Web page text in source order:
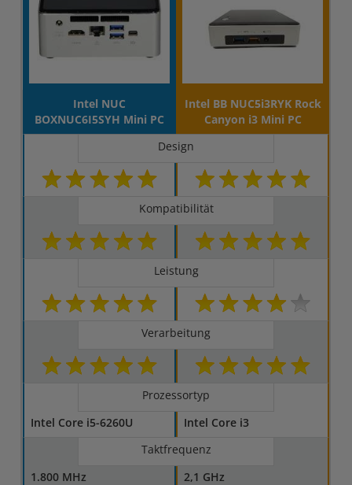
Intel NUC
BOXNUC6I5SYH Mini PC
Intel BB NUC5i3RYK Rock
Canyon i3 Mini PC
Design
Kompatibilität
Leistung
Verarbeitung
Prozessortyp
Intel Core i5-6260U
Intel Core i3
Taktfrequenz
1.800 MHz
2,1 GHz